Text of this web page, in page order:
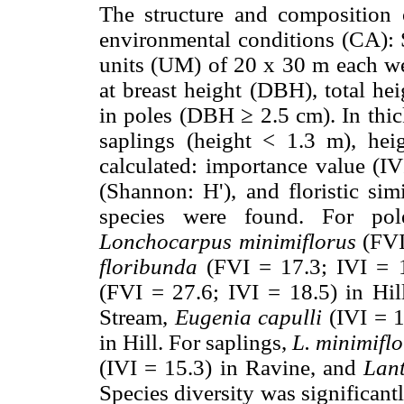
The structure and
environmental conditions (CA):
units (UM) of 20 x 30 m each
at breast height (DBH), total
in poles (DBH ≥ 2.5 cm). In
saplings (height < 1.3 m),
calculated: importance value
(Shannon: H'), and floristic
species were found. For
Lonchocarpus minimiflorus
floribunda (FVI = 17.3; IVI =
(FVI = 27.6; IVI = 18.5) in
Stream, Eugenia capulli (IVI =
in Hill. For saplings, L.
(IVI = 15.3) in Ravine, and
Species diversity was